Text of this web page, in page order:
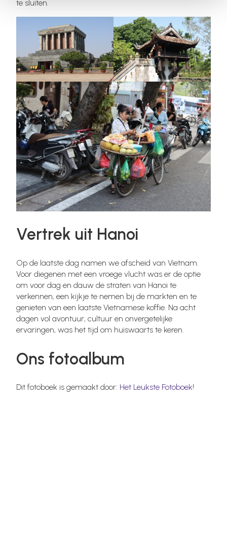
te sluiten.
Vertrek uit Hanoi
Op de laatste dag namen we afscheid van Vietnam.
Voor diegenen met een vroege vlucht was er de optie
om voor dag en dauw de straten van Hanoi te
verkennen, een kijkje te nemen bij de markten en te
genieten van een laatste Vietnamese koffie. Na acht
dagen vol avontuur, cultuur en onvergetelijke
ervaringen, was het tijd om huiswaarts te keren.
Ons fotoalbum
Dit fotoboek is gemaakt door: Het Leukste Fotoboek!